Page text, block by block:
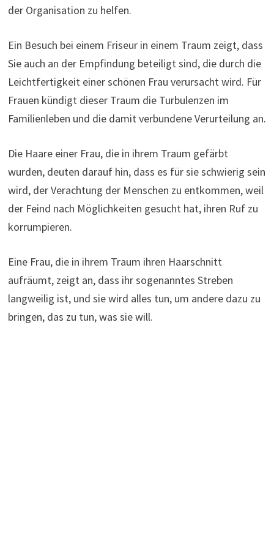
der Organisation zu helfen.
Ein Besuch bei einem Friseur in einem Traum zeigt, dass
Sie auch an der Empfindung beteiligt sind, die durch die
Leichtfertigkeit einer schönen Frau verursacht wird. Für
Frauen kündigt dieser Traum die Turbulenzen im
Familienleben und die damit verbundene Verurteilung an.
Die Haare einer Frau, die in ihrem Traum gefärbt
wurden, deuten darauf hin, dass es für sie schwierig sein
wird, der Verachtung der Menschen zu entkommen, weil
der Feind nach Möglichkeiten gesucht hat, ihren Ruf zu
korrumpieren.
Eine Frau, die in ihrem Traum ihren Haarschnitt
aufräumt, zeigt an, dass ihr sogenanntes Streben
langweilig ist, und sie wird alles tun, um andere dazu zu
bringen, das zu tun, was sie will.